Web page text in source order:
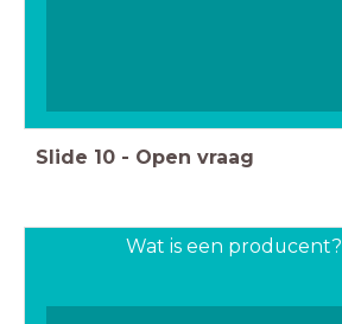
Slide 10 - Open vraag
Wat is een producent?